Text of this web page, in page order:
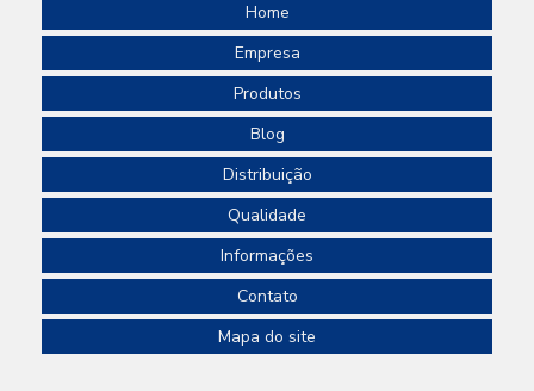
Home
Empresa
Produtos
Blog
Distribuição
Qualidade
Informações
Contato
Mapa do site